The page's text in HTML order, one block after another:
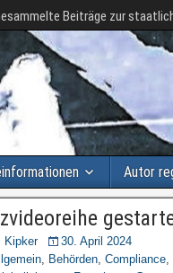
Beiträge zur
Autor
Kipker
30. April 2024
, Behörden, Compliance,